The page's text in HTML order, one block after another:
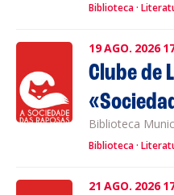
Biblioteca
19AGO. 2026
Clube de
Biblioteca
Biblioteca
21 AGO. 2026